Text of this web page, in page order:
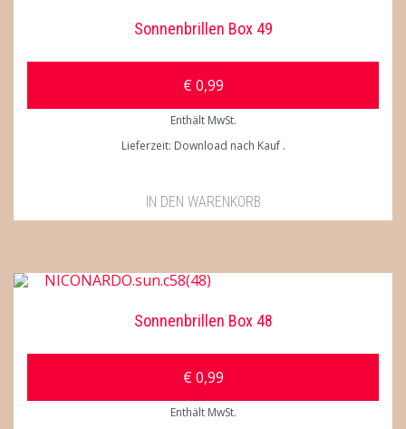
Sonnenbrillen Box 49
€0,99
Enthält MwSt.
Lieferzeit: Download nach Kauf
IN DEN WARENKORB
Sonnenbrillen Box 48
€0,99
Enthält MwSt.